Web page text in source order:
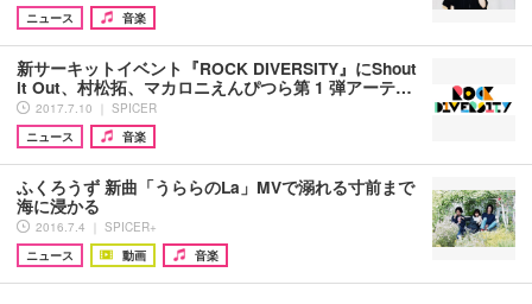
ニュース
音楽
新サーキットイベント『ROCK DIVERSITY』にShout
it Out、村松拓、マカロニえんぴつら第 1 弾アーテ…
2017.7.10 ｜ SPICER
ニュース
音楽
ふくろうず 新曲「うららのLa」MVで溺れる寸前まで
海に浸かる
2016.7.4 ｜ SPICER+
ニュース
動画 音楽